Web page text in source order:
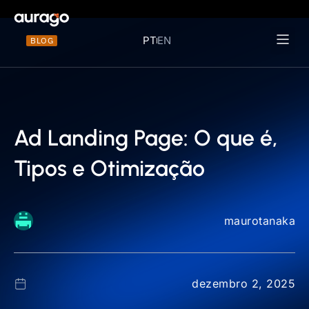
BLOG PTEN
Ad Landing Page: O que é,
Tipos e Otimização
maurotanaka
dezembro 2, 2025